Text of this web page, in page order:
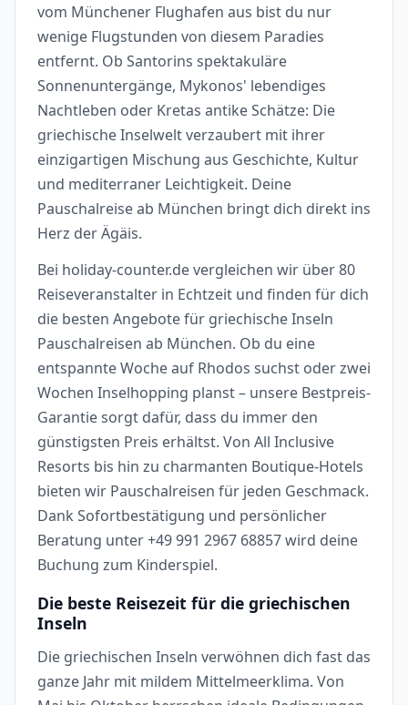
vom Münchener Flughafen aus bist du nur
wenige Flugstunden von diesem Paradies
entfernt. Ob Santorins spektakuläre
Sonnenuntergänge, Mykonos' lebendiges
Nachtleben oder Kretas antike Schätze: Die
griechische Inselwelt verzaubert mit ihrer
einzigartigen Mischung aus Geschichte, Kultur
und mediterraner Leichtigkeit. Deine
Pauschalreise ab München bringt dich direkt ins
Herz der Ägäis.
Bei holiday-counter.de vergleichen wir über 80
Reiseveranstalter in Echtzeit und finden für dich
die besten Angebote für griechische Inseln
Pauschalreisen ab München. Ob du eine
entspannte Woche auf Rhodos suchst oder zwei
Wochen Inselhopping planst – unsere Bestpreis-
Garantie sorgt dafür, dass du immer den
günstigsten Preis erhältst. Von All Inclusive
Resorts bis hin zu charmanten Boutique-Hotels
bieten wir Pauschalreisen für jeden Geschmack.
Dank Sofortbestätigung und persönlicher
Beratung unter +49 991 2967 68857 wird deine
Buchung zum Kinderspiel.
Die beste Reisezeit für die griechischen
Inseln
Die griechischen Inseln verwöhnen dich fast das
ganze Jahr mit mildem Mittelmeerklima. Von